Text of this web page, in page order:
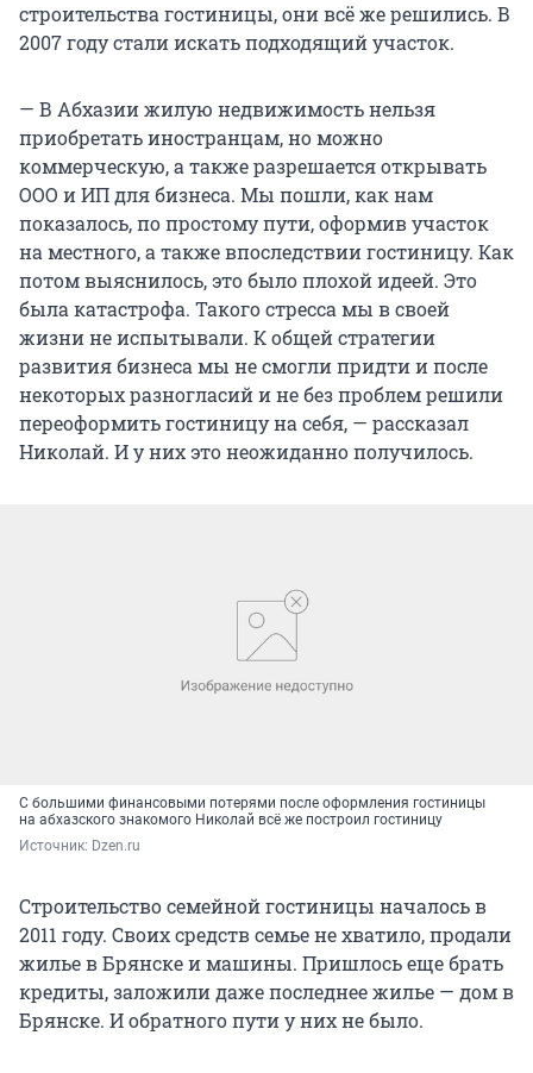
строительства гостиницы, они всё же решились. В
2007 году стали искать подходящий участок.
— В Абхазии жилую недвижимость нельзя
приобретать иностранцам, но можно
коммерческую, а также разрешается открывать
ООО и ИП для бизнеса. Мы пошли, как нам
показалось, по простому пути, оформив участок
на местного, а также впоследствии гостиницу. Как
потом выяснилось, это было плохой идеей. Это
была катастрофа. Такого стресса мы в своей
жизни не испытывали. К общей стратегии
развития бизнеса мы не смогли придти и после
некоторых разногласий и не без проблем решили
переоформить гостиницу на себя, — рассказал
Николай. И у них это неожиданно получилось.
С большими финансовыми потерями после оформления гостиницы
на абхазского знакомого Николай всё же построил гостиницу
Источник: Dzen.ru
Строительство семейной гостиницы началось в
2011 году. Своих средств семье не хватило, продали
жилье в Брянске и машины. Пришлось еще брать
кредиты, заложили даже последнее жилье — дом в
Брянске. И обратного пути у них не было.